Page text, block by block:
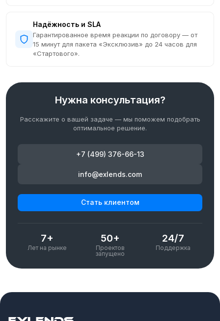
Надёжность и SLA
Гарантированное время реакции по договору — от
15 минут для пакета «Эксклюзив» до 24 часов для
«Стартового».
Нужна консультация?
Расскажите о вашей задаче — мы поможем подобрать
оптимальное решение.
+7 (499) 376-66-13
info@exlends.com
Стать клиентом
7+
Лет на рынке
50+
Проектов
запущено
24/7
Поддержка